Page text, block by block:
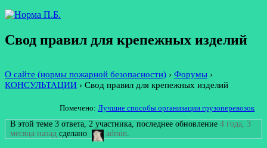
Свод правил для крепежных изделий
О сайте (нормы пожарной безопасности) › Форумы ›
КОНСУЛЬТАЦИИ › Свод правил для крепежных изделий
Помечено:Лучшие способы организации грузоперевозок
В этой теме 3 ответа, 2 участника, последнее обновление4 года, 3
месяца назад сделано admin